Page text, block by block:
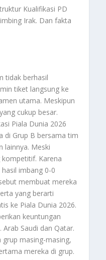
Kualifikasi PD
Irak. Dan fakta
tidak berhasil
tiket langsung ke
utama. Meskipun
cukup besar.
Piala Dunia 2026
di Grup B bersama tim
lainnya. Meski
Karena
imbang 0-0
membuat mereka
yang berarti
ke Piala Dunia 2026.
keuntungan
Saudi dan Qatar.
masing-masing,
mereka di grup.